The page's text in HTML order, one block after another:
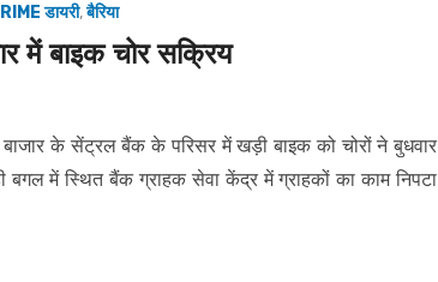
डायरी,बैरिया
में बाइक चोर सक्रिय
बाजार के सेंट्रल बैंक के परिसर में खड़ी बाइक को चोरों ने बुधवार
बगल में स्थित बैंक ग्राहक सेवा केंद्र में ग्राहकों का काम निपटा